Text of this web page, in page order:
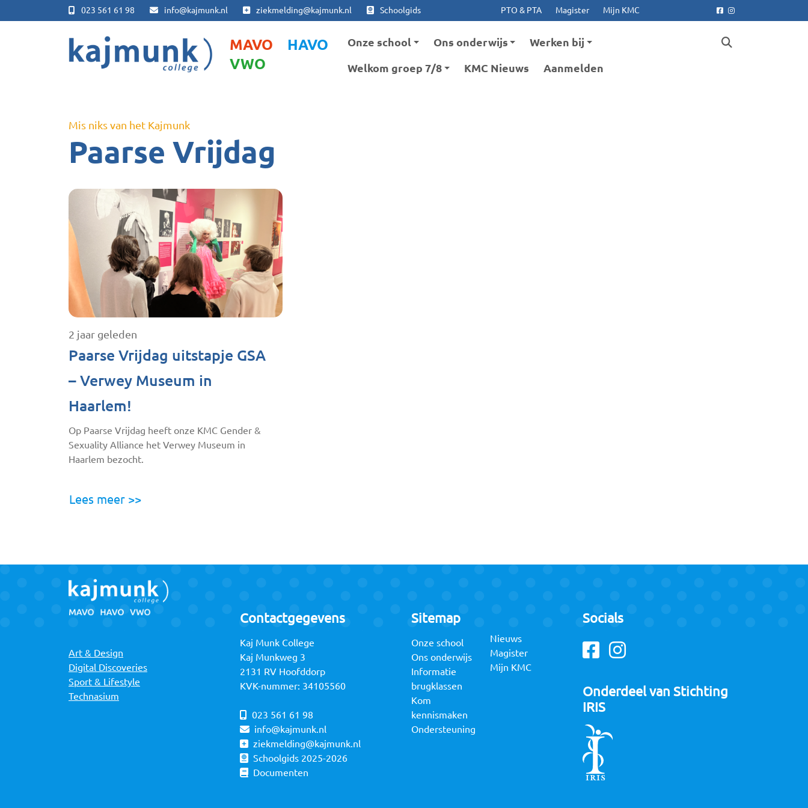
Ga naar hoofdinhoud
Ga naar footer
023 561 61 98 info@kajmunk.nl ziekmelding@kajmunk.nl Schoolgids PTO & PTA Magister Mijn KMC Facebook
Instagram
MAVO
HAVO
VWO
Onze school Ons onderwijs Werken bij
Welkom groep 7/8 KMC Nieuws Aanmelden
Mis niks van het Kajmunk
Paarse Vrijdag
2 jaar geleden
Paarse Vrijdag uitstapje GSA
– Verwey Museum in
Haarlem!
Op Paarse Vrijdag heeft onze KMC Gender &
Sexuality Alliance het Verwey Museum in
Haarlem bezocht.
Lees meer >>
Art & Design
Digital Discoveries
Sport & Lifestyle
Technasium
Contactgegevens
Kaj Munk College
Kaj Munkweg 3
2131 RV Hoofddorp
KVK-nummer: 34105560
023 561 61 98
info@kajmunk.nl
ziekmelding@kajmunk.nl
Schoolgids 2025-2026
Documenten
Sitemap
Onze school
Ons onderwijs
Informatie
brugklassen
Kom
kennismaken
Ondersteuning
Nieuws
Magister
Mijn KMC
Socials
Facebook
Instagram
Onderdeel van Stichting
IRIS